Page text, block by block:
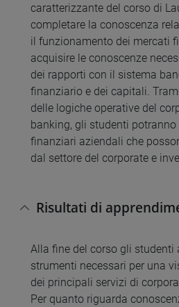
caratterizzante del corso di
completare la conoscenza
il funzionamento dei mercati
acquisire le conoscenze
dei rapporti con il sistema
finanziario e dei capitali.
delle logiche operative del
banking, gli studenti
finanziari aziendali che
dal settore del corporate e
Risultati di
Alla fine del corso gli
strumenti necessari per una
dei principali servizi di
Per quanto riguarda